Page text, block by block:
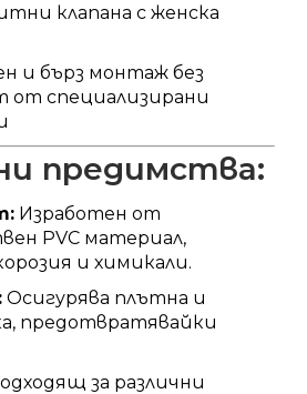
клапана с женска
и бърз монтаж без
от специализирани
предимства:
Изработен от
PVC материал,
и химикали.
Осигурява плътна и
предотвратявайки
за различни